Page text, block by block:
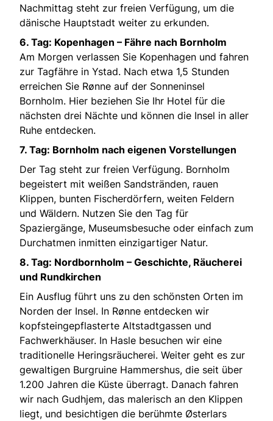
Nachmittag steht zur freien Verfügung, um die
dänische Hauptstadt weiter zu erkunden.
6. Tag: Kopenhagen – Fähre nach Bornholm
Am Morgen verlassen Sie Kopenhagen und fahren
zur Tagfähre in Ystad. Nach etwa 1,5 Stunden
erreichen Sie Rønne auf der Sonneninsel
Bornholm. Hier beziehen Sie Ihr Hotel für die
nächsten drei Nächte und können die Insel in aller
Ruhe entdecken.
7. Tag: Bornholm nach eigenen Vorstellungen
Der Tag steht zur freien Verfügung. Bornholm
begeistert mit weißen Sandstränden, rauen
Klippen, bunten Fischerdörfern, weiten Feldern
und Wäldern. Nutzen Sie den Tag für
Spaziergänge, Museumsbesuche oder einfach zum
Durchatmen inmitten einzigartiger Natur.
8. Tag: Nordbornholm – Geschichte, Räucherei
und Rundkirchen
Ein Ausflug führt uns zu den schönsten Orten im
Norden der Insel. In Rønne entdecken wir
kopfsteingepflasterte Altstadtgassen und
Fachwerkhäuser. In Hasle besuchen wir eine
traditionelle Heringsräucherei. Weiter geht es zur
gewaltigen Burgruine Hammershus, die seit über
1.200 Jahren die Küste überragt. Danach fahren
wir nach Gudhjem, das malerisch an den Klippen
liegt, und besichtigen die berühmte Østerlars